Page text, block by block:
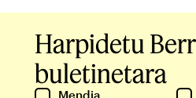
Harpidetu
buletinetara
Mendia